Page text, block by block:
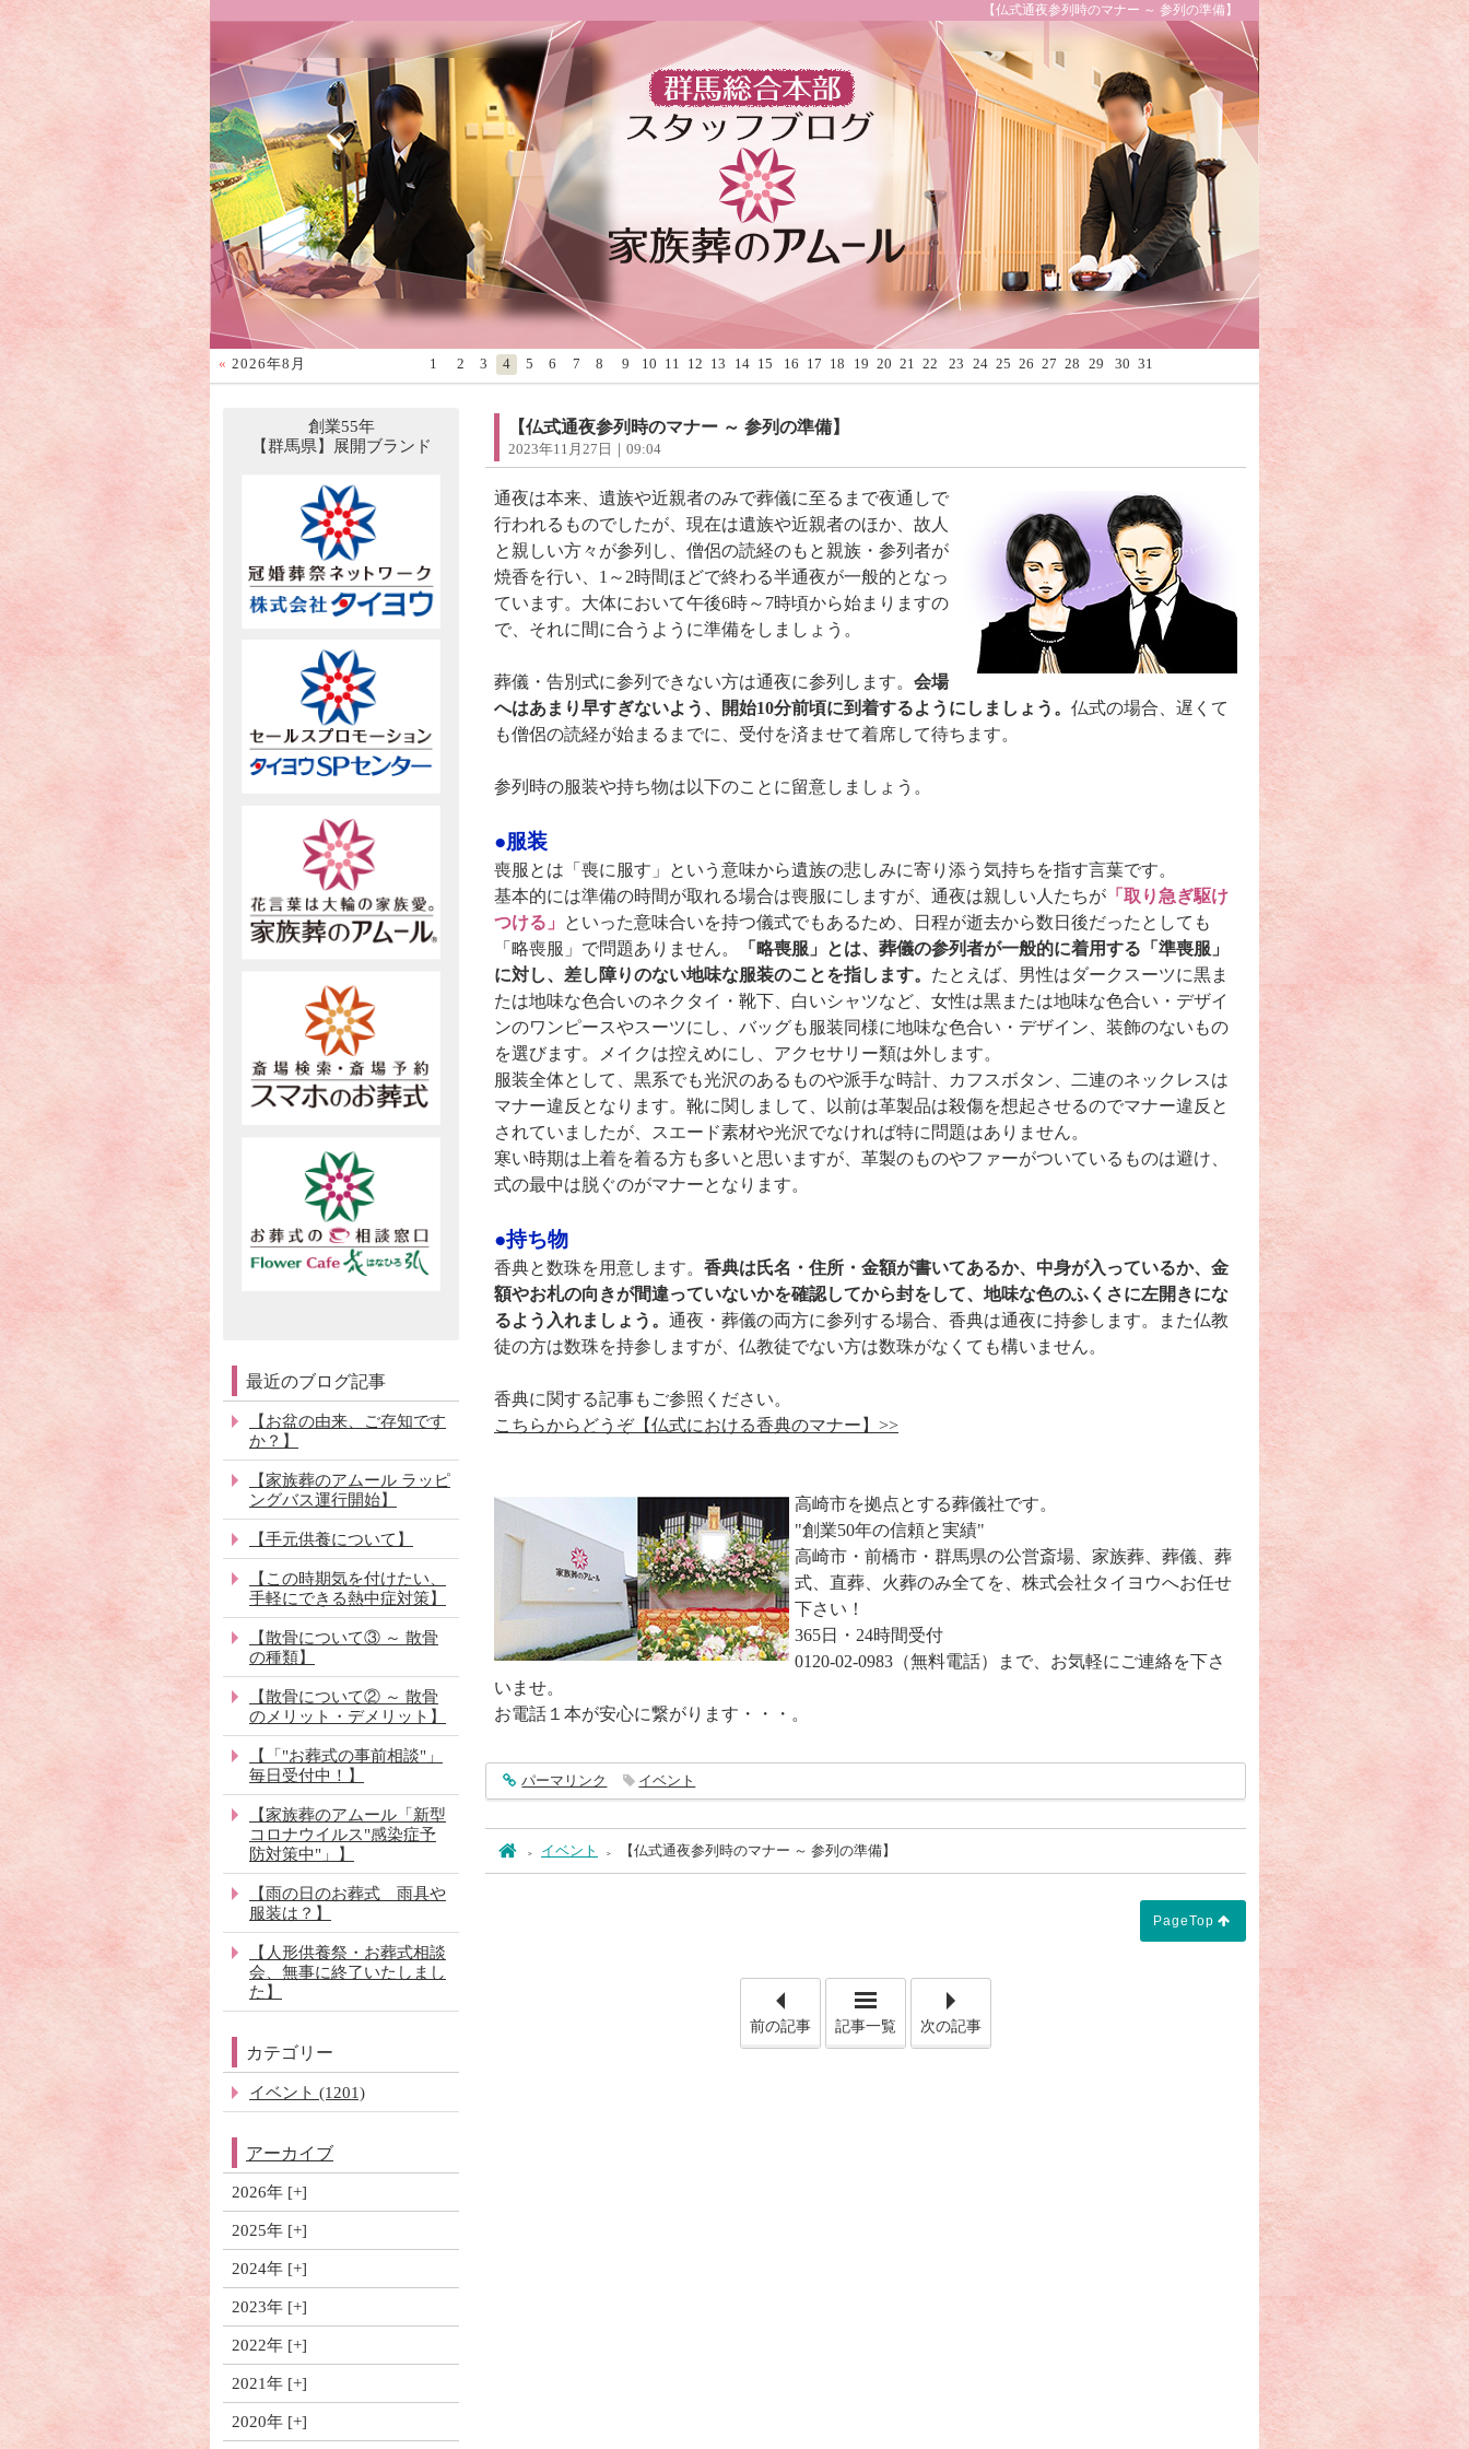
【仏式通夜参列時のマナー ～ 参列の準備】
Calendar
« 2026年8月 1 2 3 4 5 6 7 8 9 10 11 12 13 14 15 16 17 18 19 20 21 22 23 24 25 26 27 28 29 30 31
【仏式通夜参列時のマナー ～ 参列の準備】
2023年11月27日｜09:04
通夜は本来、遺族や近親者のみで葬儀に至るまで夜通しで
行われるものでしたが、現在は遺族や近親者のほか、故人
と親しい方々が参列し、僧侶の読経のもと親族・参列者が
焼香を行い、1～2時間ほどで終わる半通夜が一般的となっ
ています。大体において午後6時～7時頃から始まりますの
で、それに間に合うように準備をしましょう。
葬儀・告別式に参列できない方は通夜に参列します。 会場
へはあまり早すぎないよう、開始10分前頃に到着するようにしましょう。 仏式の場合、遅くて
も僧侶の読経が始まるまでに、受付を済ませて着席して待ちます。
参列時の服装や持ち物は以下のことに留意しましょう。
●服装
喪服とは「喪に服す」という意味から遺族の悲しみに寄り添う気持ちを指す言葉です。
基本的には準備の時間が取れる場合は喪服にしますが、通夜は親しい人たちが 「取り急ぎ駆け
つける」
といった意味合いを持つ儀式でもあるため、日程が逝去から数日後だったとしても
「略喪服」で問題ありません。
「略喪服」とは、葬儀の参列者が一般的に着用する「準喪服」
に対し、差し障りのない地味な服装のことを指します。 たとえば、男性はダークスーツに黒ま
たは地味な色合いのネクタイ・靴下、白いシャツなど、女性は黒または地味な色合い・デザイ
ンのワンピースやスーツにし、バッグも服装同様に地味な色合い・デザイン、装飾のないもの
を選びます。メイクは控えめにし、アクセサリー類は外します。
服装全体として、黒系でも光沢のあるものや派手な時計、カフスボタン、二連のネックレスは
マナー違反となります。靴に関しまして、以前は革製品は殺傷を想起させるのでマナー違反と
されていましたが、スエード素材や光沢でなければ特に問題はありません。
寒い時期は上着を着る方も多いと思いますが、革製のものやファーがついているものは避け、
式の最中は脱ぐのがマナーとなります。
●持ち物
香典と数珠を用意します。 香典は氏名・住所・金額が書いてあるか、中身が入っているか、金
額やお札の向きが間違っていないかを確認してから封をして、地味な色のふくさに左開きにな
るよう入れましょう。 通夜・葬儀の両方に参列する場合、香典は通夜に持参します。また仏教
徒の方は数珠を持参しますが、仏教徒でない方は数珠がなくても構いません。
香典に関する記事もご参照ください。
こちらからどうぞ【仏式における香典のマナー】>>
高崎市を拠点とする葬儀社です。
"創業50年の信頼と実績"
高崎市・前橋市・群馬県の公営斎場、家族葬、葬儀、葬
式、直葬、火葬のみ全てを、株式会社タイヨウへお任せ
下さい！
365日・24時間受付
0120-02-0983（無料電話）まで、お気軽にご連絡を下さ
いませ。
お電話１本が安心に繋がります・・・。
entry4159
パーマリンク イベント
ホーム
イベント 【仏式通夜参列時のマナー ～ 参列の準備】
PageTop
前の記事 記事一覧
「【水切り・水揚げの差が、鮮度の差】」
次の記事
創業55年
【群馬県】展開ブランド
最近のブログ記事
【お盆の由来、ご存知です
か？】
【家族葬のアムール ラッピ
ングバス運行開始】
【手元供養について】
【この時期気を付けたい、
手軽にできる熱中症対策】
【散骨について③ ～ 散骨
の種類】
【散骨について② ～ 散骨
のメリット・デメリット】
【「"お葬式の事前相談"」
毎日受付中！】
【家族葬のアムール「新型
コロナウイルス"感染症予
防対策中"」】
【雨の日のお葬式 雨具や
服装は？】
【人形供養祭・お葬式相談
会、無事に終了いたしまし
た】
カテゴリー
イベント (1201)
アーカイブ
2026年
2025年
2024年
2023年
2022年
2021年
2020年